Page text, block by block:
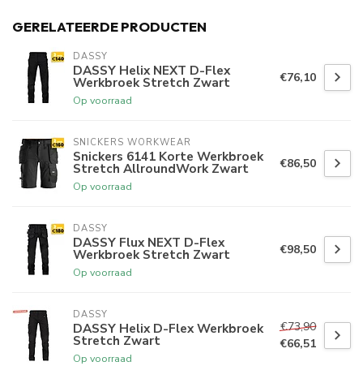
GERELATEERDE PRODUCTEN
DASSY
DASSY Helix NEXT D-Flex
Werkbroek Stretch Zwart
Op voorraad
€76,10
SNICKERS WORKWEAR
Snickers 6141 Korte Werkbroek
Stretch AllroundWork Zwart
Op voorraad
€86,50
DASSY
DASSY Flux NEXT D-Flex
Werkbroek Stretch Zwart
Op voorraad
€98,50
DASSY
DASSY Helix D-Flex Werkbroek
Stretch Zwart
Op voorraad
€73,90
€66,51